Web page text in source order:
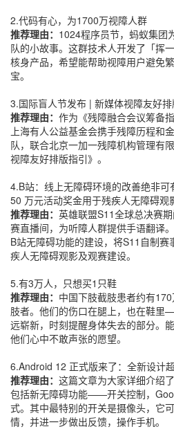
2.代码有心，为1700万视障人群
推荐理由： 1024程序员节，蚂蚁集团
队的小故事。这群技术人开发了「挥
核身产品，希望能帮助视障用户避免
宝。
3.国际盲人节发布 | 新媒体视障友好排
推荐理由： 作为《残障融合会议筹备
上海有人公益基金会携手残障历程和
队，联合北京一加一残障机构管理有
视障友好排版指引》。
4.B站：线上无障碍环境的改善绝非
50 万元活动奖金用于残疾人无障碍观
推荐理由： 英雄联盟S11全球总决赛
赛直播间，为听障人群提供手语翻译
B站无障碍功能的建设，将S11自制
疾人无障碍观影及观赛建设。
5.有3万人，只想买1只鞋
推荐理由： 中国下肢截肢患者约有
肢者。他们的伤口在腿上，也在鞋
远崭新，时刻提醒身体失去的部分。
他们心中不敢声张的愿望。
6.Android 12 正式版来了：全新设计
推荐理由： 这篇文章为大家详细介绍
包括新无障碍功能——开关控制，
式。其中最特别的开关是摄像头，它
情，并进一步做出反馈，操作手机。